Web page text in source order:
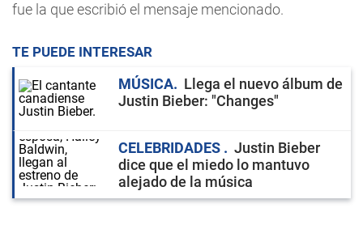
fue la que escribió el mensaje mencionado.
TE PUEDE INTERESAR
MÚSICA
Llega el nuevo álbum de
Justin Bieber: "Changes"
CELEBRIDADES
Justin Bieber
dice que el miedo lo mantuvo
alejado de la música